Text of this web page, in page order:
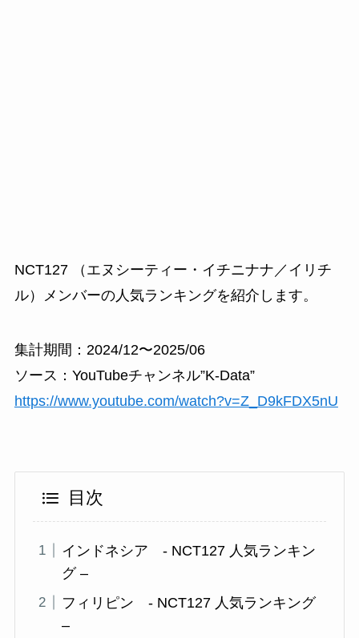
NCT127 （エヌシーティー・イチニナナ／イリチ
ル）メンバーの人気ランキングを紹介します。
集計期間：2024/12〜2025/06
ソース：YouTubeチャンネル”K-Data”
https://www.youtube.com/watch?v=Z_D9kFDX5nU
目次
インドネシア - NCT127 人気ランキン
グ –
フィリピン - NCT127 人気ランキング
–